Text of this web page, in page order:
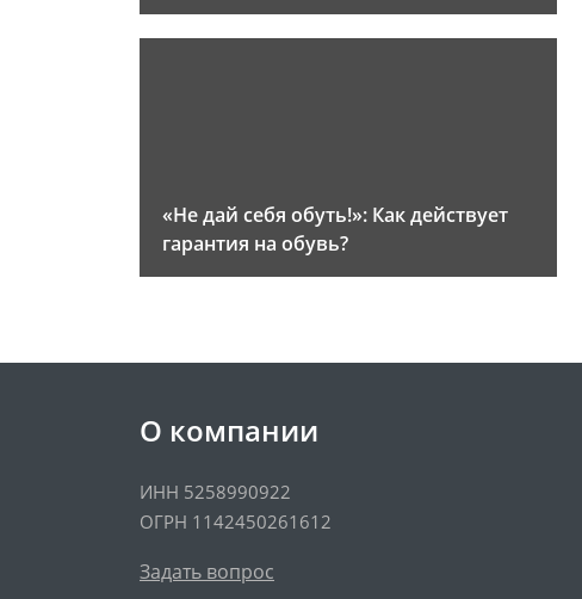
«Не дай себя обуть!»: Как действует
гарантия на обувь?
О компании
ИНН 5258990922
ОГРН 1142450261612
Задать вопрос